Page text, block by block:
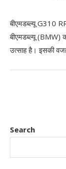
बीएमडब्ल्यू G310
बीएमडब्ल्यू (BMW)
उत्साह है। इसकी
Search